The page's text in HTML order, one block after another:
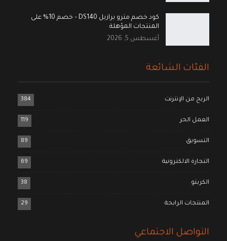
كود خصم مترو برازيل DS140 – خصم 10% على
المنتجات المؤهلة
أغسطس 5, 2026
الفئات الشائعة
الربح من الإنترنت 384
العمل الحر 119
التسويق 89
التجارة الالكترونية 69
الكربتو 38
المنتجات الرابحة 29
التواصل الاجتماعي